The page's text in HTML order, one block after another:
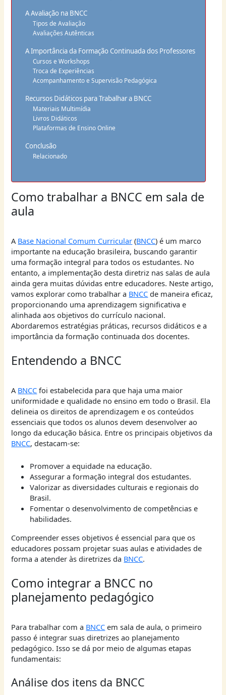
A Avaliação na BNCC
Tipos de Avaliação
Avaliações Autênticas
A Importância da Formação Continuada dos Professores
Cursos e Workshops
Troca de Experiências
Acompanhamento e Supervisão Pedagógica
Recursos Didáticos para Trabalhar a BNCC
Materiais Multimídia
Livros Didáticos
Plataformas de Ensino Online
Conclusão
Relacionado
Como trabalhar a BNCC em sala de
aula
A Base Nacional Comum Curricular (BNCC) é um marco
importante na educação brasileira, buscando garantir
uma formação integral para todos os estudantes. No
entanto, a implementação desta diretriz nas salas de aula
ainda gera muitas dúvidas entre educadores. Neste artigo,
vamos explorar como trabalhar a BNCC de maneira eficaz,
proporcionando uma aprendizagem significativa e
alinhada aos objetivos do currículo nacional.
Abordaremos estratégias práticas, recursos didáticos e a
importância da formação continuada dos docentes.
Entendendo a BNCC
A BNCC foi estabelecida para que haja uma maior
uniformidade e qualidade no ensino em todo o Brasil. Ela
delineia os direitos de aprendizagem e os conteúdos
essenciais que todos os alunos devem desenvolver ao
longo da educação básica. Entre os principais objetivos da
BNCC, destacam-se:
Promover a equidade na educação.
Assegurar a formação integral dos estudantes.
Valorizar as diversidades culturais e regionais do
Brasil.
Fomentar o desenvolvimento de competências e
habilidades.
Compreender esses objetivos é essencial para que os
educadores possam projetar suas aulas e atividades de
forma a atender às diretrizes da BNCC.
Como integrar a BNCC no
planejamento pedagógico
Para trabalhar com a BNCC em sala de aula, o primeiro
passo é integrar suas diretrizes ao planejamento
pedagógico. Isso se dá por meio de algumas etapas
fundamentais:
Análise dos itens da BNCC